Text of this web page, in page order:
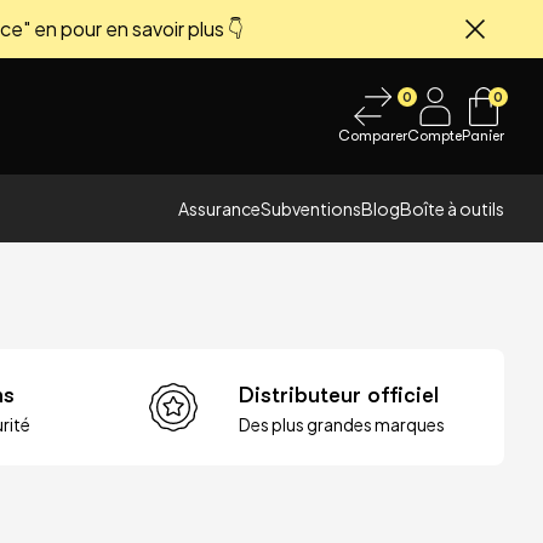
en pour en savoir plus 👇
0
ComparerCompte
0
Panier
AssuranceSubventionsBlogBoîte à outils
Distributeur officiel
Des plus grandes marques